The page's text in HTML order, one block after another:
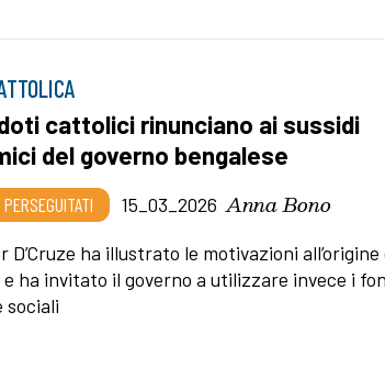
cattolici rinunciano ai sussidi
del governo bengalese
15_03_2026 Anna Bono
D’Cruze ha illustrato le motivazioni all’origine
e ha invitato il governo a utilizzare invece i
sociali